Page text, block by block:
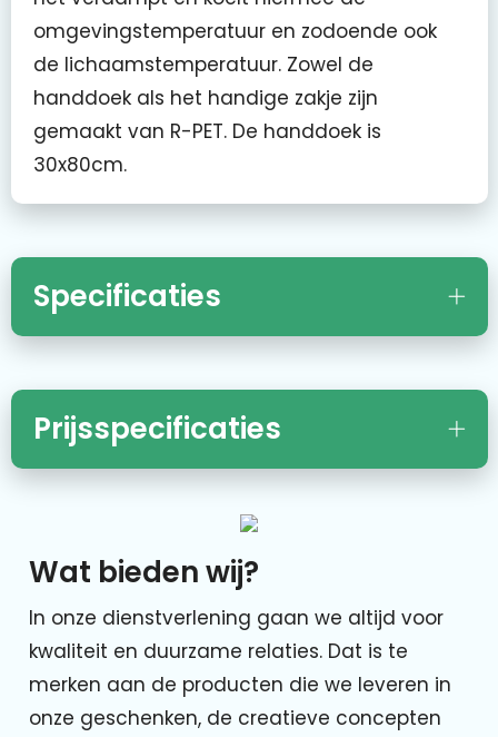
omgevingstemperatuur en zodoende ook
de lichaamstemperatuur. Zowel de
handdoek als het handige zakje zijn
gemaakt van R-PET. De handdoek is
30x80cm.
Specificaties
Prijsspecificaties
Wat bieden wij?
In onze dienstverlening gaan we altijd voor
kwaliteit en duurzame relaties. Dat is te
merken aan de producten die we leveren in
onze geschenken, de creatieve concepten